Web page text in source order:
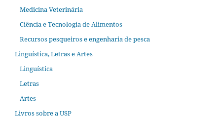
Medicina Veterinária
Ciência e Tecnologia de Alimentos
Recursos pesqueiros e engenharia de pesca
Linguística, Letras e Artes
Linguística
Letras
Artes
Livros sobre a USP